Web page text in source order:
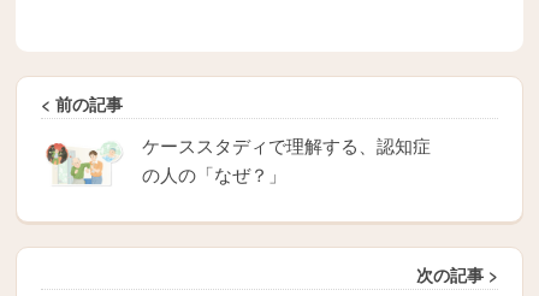
< 前の記事
ケーススタディで理解する、認知症
の人の「なぜ？」
次の記事 >